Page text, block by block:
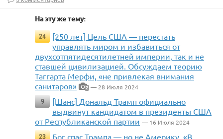
На эту же тему:
24
[250 лет] Цель США — перестать
управлять миром и избавиться от
двухсотпятидесятилетней империи, так и не
ставшей цивилизацией. Обсуждаем теорию
Таггарта Мерфи, «не привлекая внимания
санитаров»
2 — 28 Июля 2024
9
[Шанс] Дональд Трамп официально
выдвинут кандидатом в президенты США
от Республиканской партии — 16 Июля 2024
23
Бог спас Трампа — но не Америку. «В